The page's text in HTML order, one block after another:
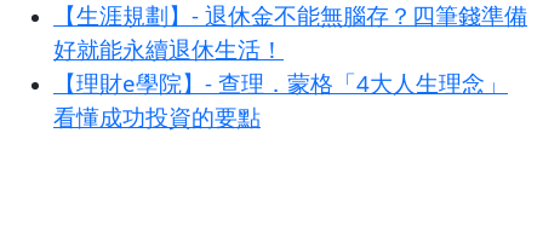
【生涯規劃】- 退休金不能無腦存？四筆錢準備
好就能永續退休生活！
【理財e學院】- 查理．蒙格「4大人生理念」
看懂成功投資的要點